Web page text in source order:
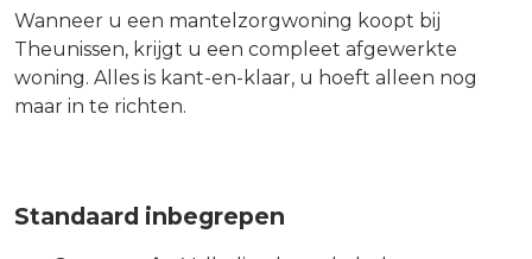
Wanneer u een mantelzorgwoning koopt bij
Theunissen, krijgt u een compleet afgewerkte
woning. Alles is kant-en-klaar, u hoeft alleen nog
maar in te richten.
Standaard inbegrepen